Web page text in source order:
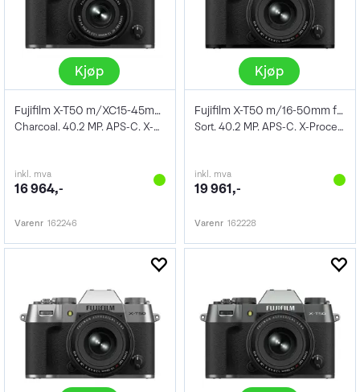
Kjøp
Fujifilm X-T50 m/XC15-45mm f/3.5-5.6 OIS
Charcoal. 40.2 MP. APS-C. X-Processor 5
inkl. mva
16 964,-
Varenr 162246
Kjøp
Fujifilm X-T50 m/16-50mm f/2.8-4.8 R LM
Sort. 40.2 MP. APS-C. X-Processor 5
inkl. mva
19 961,-
Varenr 162228